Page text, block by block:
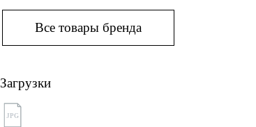
Все товары бренда
Загрузки
JPG